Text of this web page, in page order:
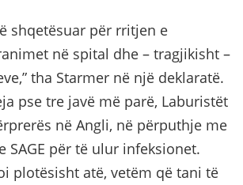
shqetësuar për rritjen e
në spital dhe – tragjikisht –
tha Starmer në një deklaratë.
pse tre javë më parë, Laburistët
në Angli, në përputhje me
SAGE për të ulur infeksionet.
plotësisht atë, vetëm që tani të